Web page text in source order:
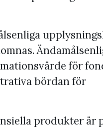
för
bördan för
produkter är